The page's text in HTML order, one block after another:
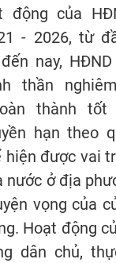
động của
- 2026, từ
nay,
thần
thành tốt
hạn theo
hiện được vai
nước ở địa
vọng của
Hoạt động
dân chủ,